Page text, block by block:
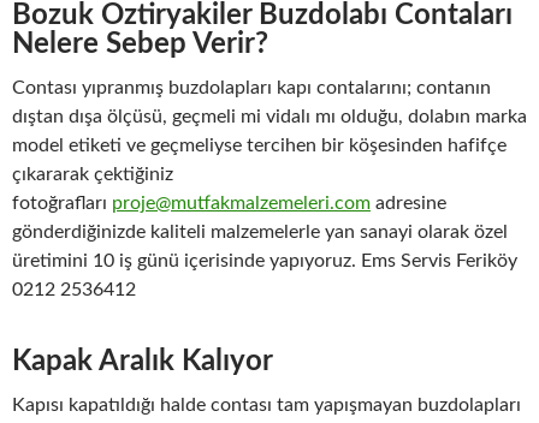
Bozuk Öztiryakiler Buzdolabı Contaları
Nelere Sebep Verir?
Contası yıpranmış buzdolapları kapı contalarını; contanın
dıştan dışa ölçüsü, geçmeli mi vidalı mı olduğu, dolabın marka
model etiketi ve geçmeliyse tercihen bir köşesinden hafifçe
çıkararak çektiğiniz
fotoğrafları proje@mutfakmalzemeleri.com adresine
gönderdiğinizde kaliteli malzemelerle yan sanayi olarak özel
üretimini 10 iş günü içerisinde yapıyoruz. Ems Servis Feriköy
0212 2536412
Kapak Aralık Kalıyor
Kapısı kapatıldığı halde contası tam yapışmayan buzdolapları